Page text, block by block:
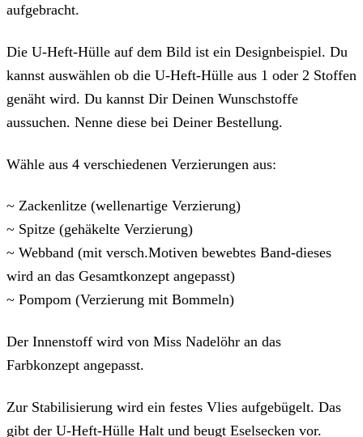
aufgebracht.
Die U-Heft-Hülle auf dem Bild ist ein Designbeispiel. Du
kannst auswählen ob die U-Heft-Hülle aus 1 oder 2 Stoffen
genäht wird. Du kannst Dir Deinen Wunschstoffe
aussuchen. Nenne diese bei Deiner Bestellung.
Wähle aus 4 verschiedenen Verzierungen aus:
~ Zackenlitze (wellenartige Verzierung)
~ Spitze (gehäkelte Verzierung)
~ Webband (mit versch.Motiven bewebtes Band-dieses
wird an das Gesamtkonzept angepasst)
~ Pompom (Verzierung mit Bommeln)
Der Innenstoff wird von Miss Nadelöhr an das
Farbkonzept angepasst.
Zur Stabilisierung wird ein festes Vlies aufgebügelt. Das
gibt der U-Heft-Hülle Halt und beugt Eselsecken vor.